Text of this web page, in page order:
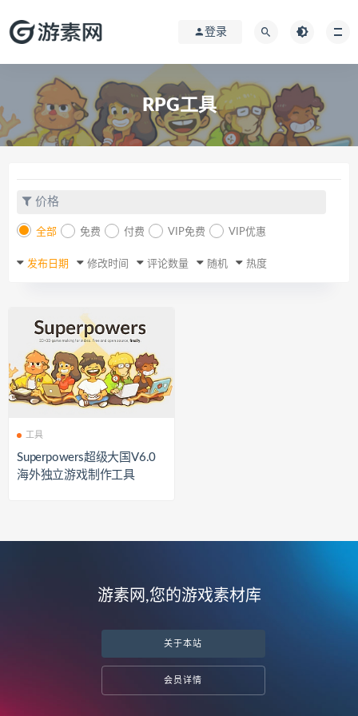
登录
RPG工具
价格
全部 免费 付费 VIP免费 VIP优惠
发布日期 修改时间 评论数量 随机 热度
工具
Superpowers超级大国V6.0
海外独立游戏制作工具
游素网,您的游戏素材库
关于本站
会员详情